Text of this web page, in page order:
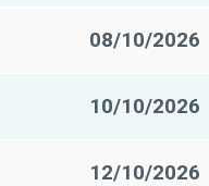
08/10/2026
10/10/2026
12/10/2026